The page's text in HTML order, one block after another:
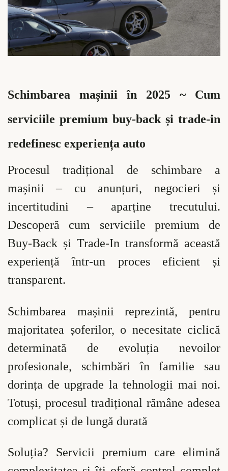
Schimbarea mașinii în 2025 ~ Cum
serviciile premium buy-back și trade-in
redefinesc experiența auto
Procesul tradițional de schimbare a
mașinii – cu anunțuri, negocieri și
incertitudini – aparține trecutului.
Descoperă cum serviciile premium de
Buy-Back și Trade-In transformă această
experiență într-un proces eficient și
transparent.
Schimbarea mașinii reprezintă, pentru
majoritatea șoferilor, o necesitate ciclică
determinată de evoluția nevoilor
profesionale, schimbări în familie sau
dorința de upgrade la tehnologii mai noi.
Totuși, procesul tradițional rămâne adesea
complicat și de lungă durată
Soluția? Servicii premium care elimină